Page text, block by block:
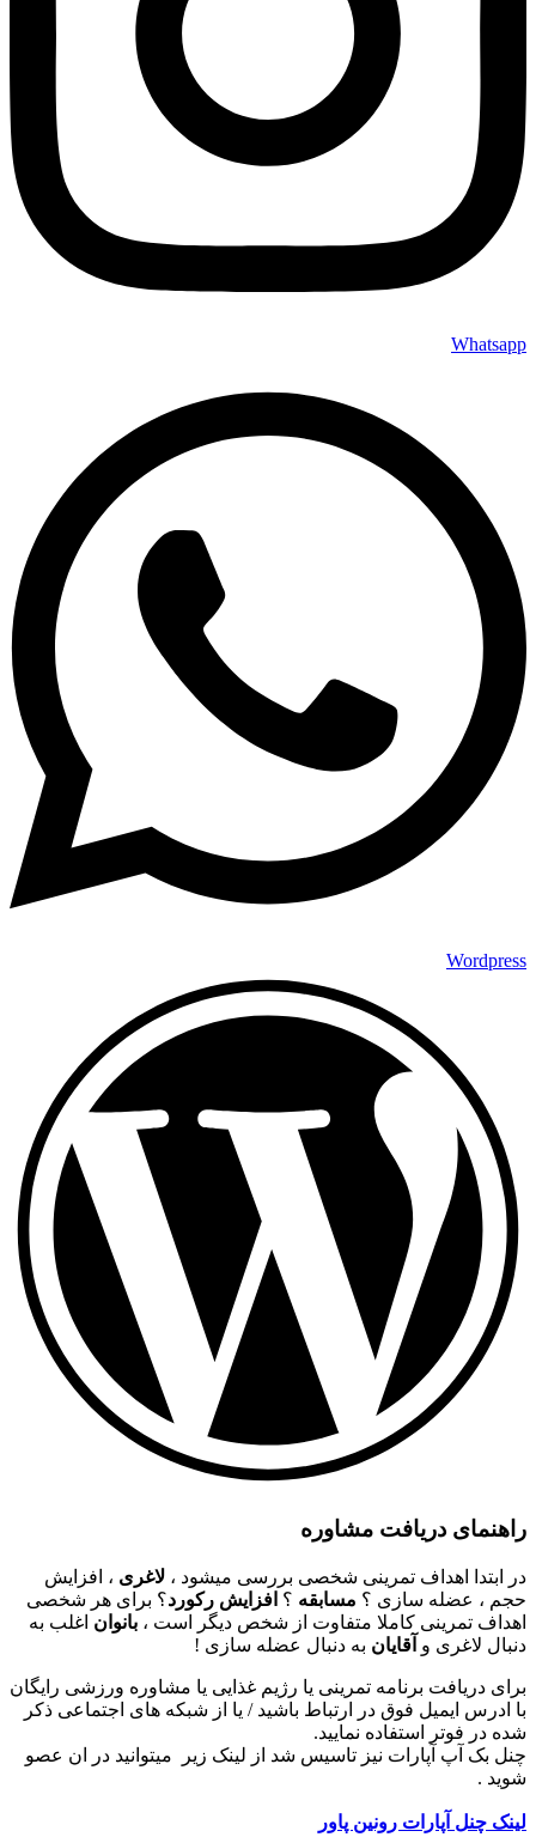
Whatsapp
Wordpress
راهنمای دریافت مشاوره
در ابتدا اهداف تمرینی شخصی بررسی میشود ، لاغری ، افزایش
حجم ، عضله سازی ؟ مسابقه ؟ افزایش رکورد؟ برای هر شخصی
اهداف تمرینی کاملا متفاوت از شخص دیگر است ، بانوان اغلب به
دنبال لاغری و آقایان به دنبال عضله سازی !
برای دریافت برنامه تمرینی یا رژیم غذایی یا مشاوره ورزشی رایگان
با ادرس ایمیل فوق در ارتباط باشید / یا از شبکه های اجتماعی ذکر
شده در فوتر استفاده نمایید.
چنل بک آپ آپارات نیز تاسیس شد از لینک زیر میتوانید در ان عصو
شوید .
لینک چنل آپارات رونین پاور